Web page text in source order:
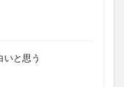
いと思う